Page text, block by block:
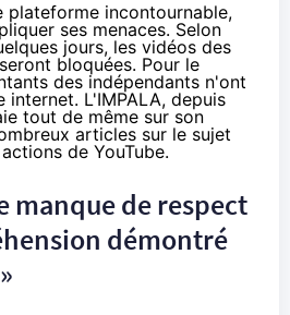
plateforme incontournable,
ses menaces. Selon
jours, les vidéos des
bloquées. Pour le
des indépendants n'ont
internet. L'IMPALA, depuis
tout de même sur son
articles sur le sujet
de YouTube.
manque de respect
démontré